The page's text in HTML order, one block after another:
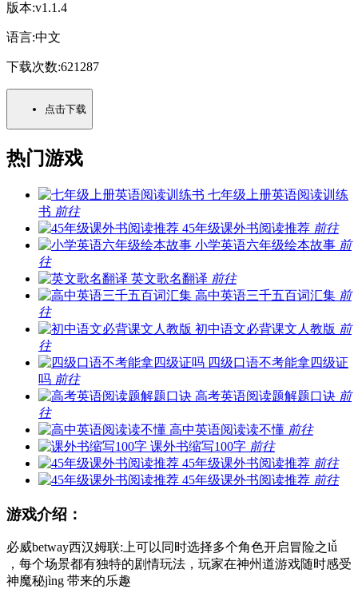
版本:v1.1.4
语言:中文
下载次数:621287
点击下载
热门游戏
七年级上册英语阅读训练
书 前往
45年级课外书阅读推荐 前往
小学英语六年级绘本故事 前
往
英文歌名翻译 前往
高中英语三千五百词汇集 前
往
初中语文必背课文人教版 前
往
四级口语不考能拿四级证
吗 前往
高考英语阅读题解题口诀 前
往
高中英语阅读读不懂 前往
课外书缩写100字 前往
45年级课外书阅读推荐 前往
45年级课外书阅读推荐 前往
游戏介绍：
必威betway西汉姆联:上可以同时选择多个角色开启冒险之lǚ
，每个场景都有独特的剧情玩法，玩家在神州道游戏随时感受
神魔秘jìng 带来的乐趣